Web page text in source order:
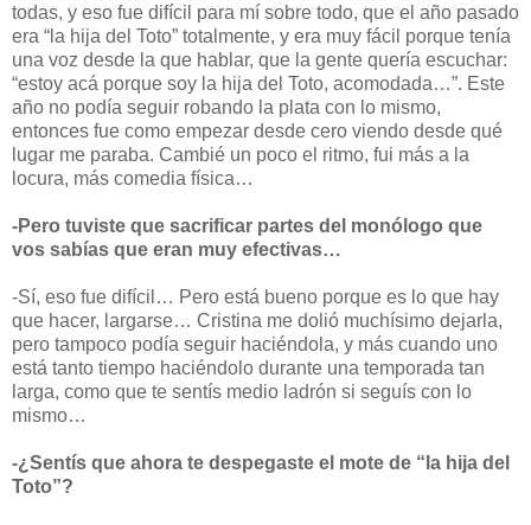
todas, y eso fue difícil para mí sobre todo, que el año pasado
era “la hija del Toto” totalmente, y era muy fácil porque tenía
una voz desde la que hablar, que la gente quería escuchar:
“estoy acá porque soy la hija del Toto, acomodada…”. Este
año no podía seguir robando la plata con lo mismo,
entonces fue como empezar desde cero viendo desde qué
lugar me paraba. Cambié un poco el ritmo, fui más a la
locura, más comedia física…
-Pero tuviste que sacrificar partes del monólogo que
vos sabías que eran muy efectivas…
-Sí, eso fue difícil… Pero está bueno porque es lo que hay
que hacer, largarse… Cristina me dolió muchísimo dejarla,
pero tampoco podía seguir haciéndola, y más cuando uno
está tanto tiempo haciéndolo durante una temporada tan
larga, como que te sentís medio ladrón si seguís con lo
mismo…
-¿Sentís que ahora te despegaste el mote de “la hija del
Toto”?